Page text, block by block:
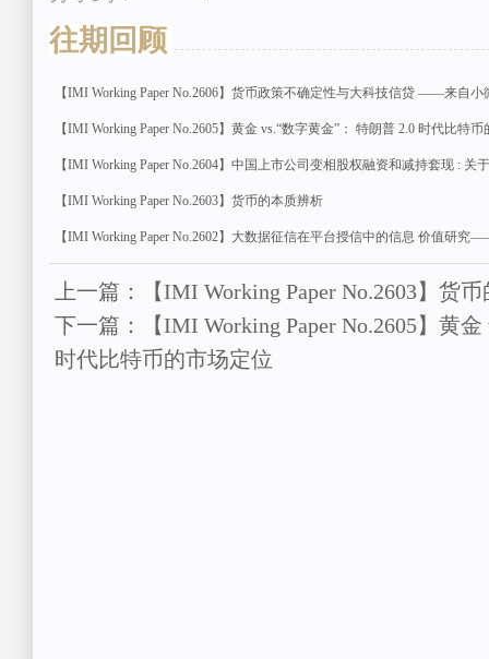
往期回顾
【IMI Working Paper No.2606】货币政策不确定性与大科技信贷 ——来自
【IMI Working Paper No.2605】黄金 vs.“数字黄金”： 特朗普 2.0 时代比特
【IMI Working Paper No.2604】中国上市公司变相股权融资和减持套现 : 关
【IMI Working Paper No.2603】货币的本质辨析
【IMI Working Paper No.2602】大数据征信在平台授信中的信息 价值研
上一篇：【IMI Working Paper No.2603】货
下一篇：【IMI Working Paper No.2605】黄
时代比特币的市场定位